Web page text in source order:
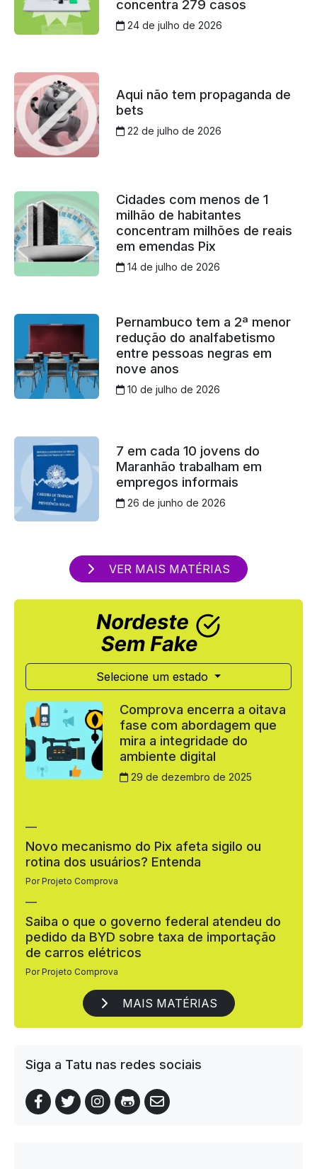
concentra 279 casos
24 de julho de 2026
Aqui não tem propaganda de
bets
22 de julho de 2026
Cidades com menos de 1
milhão de habitantes
concentram milhões de reais
em emendas Pix
14 de julho de 2026
Pernambuco tem a 2ª menor
redução do analfabetismo
entre pessoas negras em
nove anos
10 de julho de 2026
7 em cada 10 jovens do
Maranhão trabalham em
empregos informais
26 de junho de 2026
VER MAIS MATÉRIAS
Selecione um estado
Comprova encerra a oitava
fase com abordagem que
mira a integridade do
ambiente digital
29 de dezembro de 2025
—
Novo mecanismo do Pix afeta sigilo ou
rotina dos usuários? Entenda
Por Projeto Comprova
—
Saiba o que o governo federal atendeu do
pedido da BYD sobre taxa de importação
de carros elétricos
Por Projeto Comprova
MAIS MATÉRIAS
Siga a Tatu nas redes sociais